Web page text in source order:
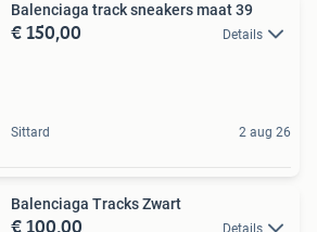
Balenciaga track sneakers maat 39
€ 150,00 Details
Sittard 2 aug 26
Balenciaga Tracks Zwart
€ 100,00 Details